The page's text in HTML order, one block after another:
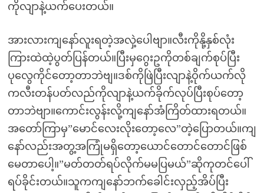
ကိုလျာနဲ့ယက်ပေးတယ်။
အားလားကျနော်လူးရတဲ့အလှဲ့ပေါဗျာ။လီးကိုနို့နှစ်လုံး
ကြားထဲထဲ့ပွတ်ပြန်တယ်။ပြီးမှဂွေးဥကိုတစ်ချက်စုပ်ပြီး
ပုလွေကိုင်တော့တာဘဲဗျ။ဒစ်ကိုဖြဲပြီးလျာနဲ့ဝိုက်ယက်လို
ကလီးတန်ပတ်လည်ကိုလျာနဲ့ယက်ခိုက်လုပ်ပြီးစုပ်တော့
တာဘဲဗျာ။ကောင်းလွန်းလို့ကျနော်အံကြိတ်ထားရတယ်။
အတော်ကြာမှ”မောင်လေးလိုးတော့လေ”တဲ့ပြောတယ်။ကျ
နော်လည်းအတွ့အကြုံမရှိတော့ယောင်တောင်တောင်ဖြစ်
မေတာပေါ့။”မတ်တတ်ရပ်လိုက်မမပြမယ်”ဆိုကုတင်ပေါ်
ရပ်ခိုင်းတယ်။သူကကျနော်ဘက်ခေါင်းလှည့်အိပ်ပြီး